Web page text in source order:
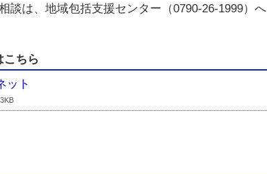
談は、地域包括支援センター（0790-26-1999）へ
こちら
ット